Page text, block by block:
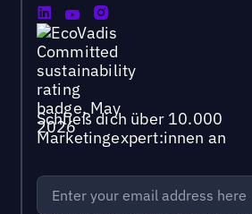
Schließ dich über 10.000
Marketingexpert:innen an